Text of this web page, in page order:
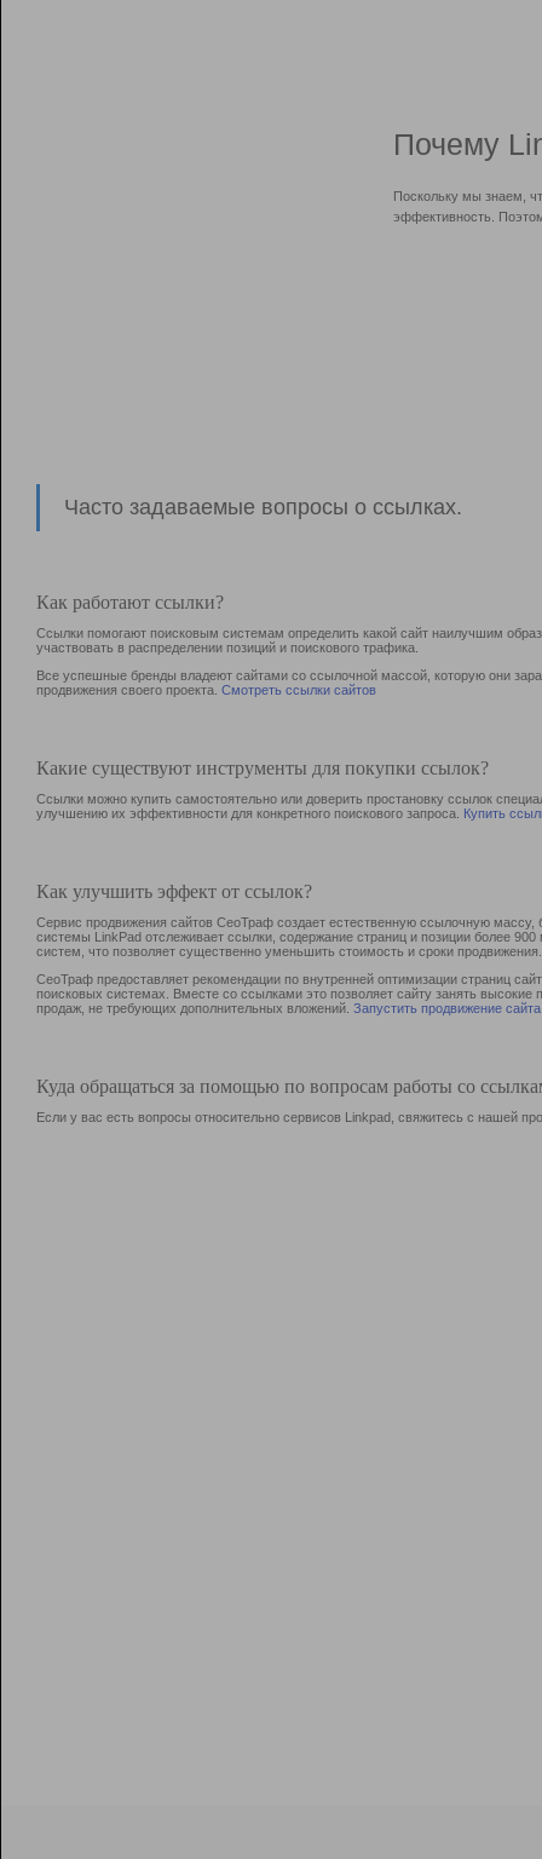
Почему
Поскольку мы знаем,
эффективность.
Часто задаваемые вопросы о ссылках.
Как работают ссылки?
Ссылки помогают поисковым системам определить какой сайт наилучшим
участвовать в раcпределении позиций и поискового трафика.
Все успешные бренды владеют сайтами со ссылочной массой, которую они
продвижения своего проекта. Смотреть ссылки сайтов
Какие существуют инструменты для покупки ссылок?
Ссылки можно купить самостоятельно или доверить простановку ссылок
улучшению их эффективности для конкретного поискового запроса. Купить
Как улучшить эффект от ссылок?
Сервис продвижения сайтов СеоТраф создает естественную ссылочную
системы LinkPad отслеживает ссылки, содержание страниц и позиции более
систем, что позволяет существенно уменьшить стоимость и сроки продвижения.
СеоТраф предоставляет рекомендации по внутренней оптимизации страниц
поисковых системах. Вместе со ссылками это позволяет сайту занять
продаж, не требующих дополнительных вложений. Запустить продвижение сайта
Куда обращаться за помощью по вопросам работы со
Если у вас есть вопросы относительно сервисов Linkpad, свяжитесь с нашей